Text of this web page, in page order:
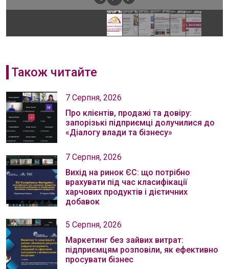
Також читайте
7 Серпня, 2026
Про клієнтів, продажі та довіру:
запорізькі підприємці долучилися до
«Діалогу влади та бізнесу»
7 Серпня, 2026
Вихід на ринок ЄС: що потрібно
врахувати під час класифікації
харчових продуктів і дієтичних
добавок
5 Серпня, 2026
Маркетинг без зайвих витрат:
підприємцям розповіли, як ефективно
просувати бізнес